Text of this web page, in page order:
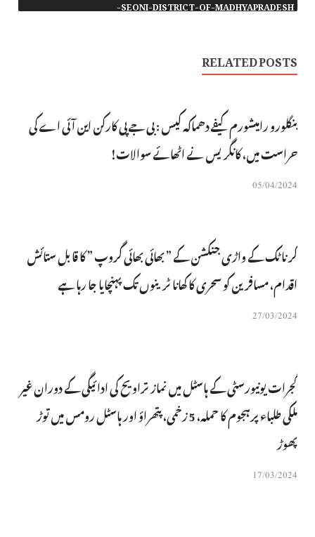
SEONI-DISTRICT-OF-MADHYAPRADESH-
RELATED POSTS
بنگلورو رامیشورم کیفے دھماکہ کیس : بی جے پی کارکن این آئی اے کی
حراست میں، کانگریس نے اٹھائے سوالات!
05/04/2024
کرناٹک کے واڑی جنکشن کے ” بھائی بھائی گروپ ” کا قابل ستائش
اقدام، مسافرین کو سحری کا کھانا ٹرینوں تک پہنچایا جا رہا ہے
27/03/2024
گجرات یونیورسٹی کے ہاسٹل میں نماز تراویح کی ادائیگی کے دوران غیر
ملکی طلباء پرہجوم کا حملہ، 5 زخمی، پتھراؤ اور ہاسٹل رومس میں توڑ
پھوڑ
17/03/2024